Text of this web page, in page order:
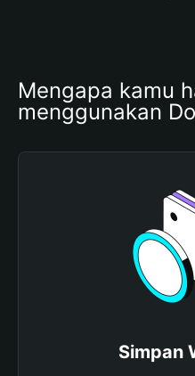
Mengapa kamu
menggunakan
Simpan